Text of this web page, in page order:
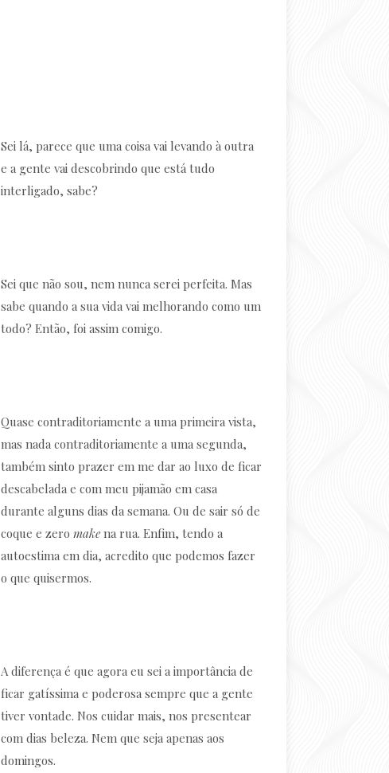
Sei lá, parece que uma coisa vai levando à outra
e a gente vai descobrindo que está tudo
interligado, sabe?
Sei que não sou, nem nunca serei perfeita. Mas
sabe quando a sua vida vai melhorando como um
todo? Então, foi assim comigo.
Quase contraditoriamente a uma primeira vista,
mas nada contraditoriamente a uma segunda,
também sinto prazer em me dar ao luxo de ficar
descabelada e com meu pijamão em casa
durante alguns dias da semana. Ou de sair só de
coque e zeromake na rua. Enfim, tendo a
autoestima em dia, acredito que podemos fazer
o que quisermos.
A diferença é que agora eu sei a importância de
ficar gatíssima e poderosa sempre que a gente
tiver vontade. Nos cuidar mais, nos presentear
com dias beleza. Nem que seja apenas aos
domingos.